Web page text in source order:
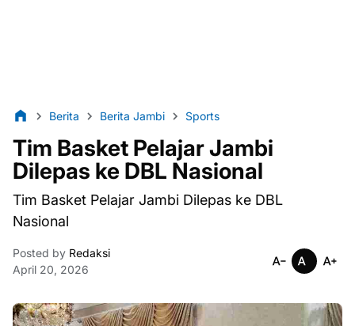
Berita Berita Jambi Sports
Tim Basket Pelajar Jambi
Dilepas ke DBL Nasional
Tim Basket Pelajar Jambi Dilepas ke DBL
Nasional
Posted by Redaksi
April 20, 2026